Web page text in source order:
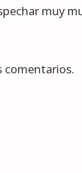
muy
comentarios.